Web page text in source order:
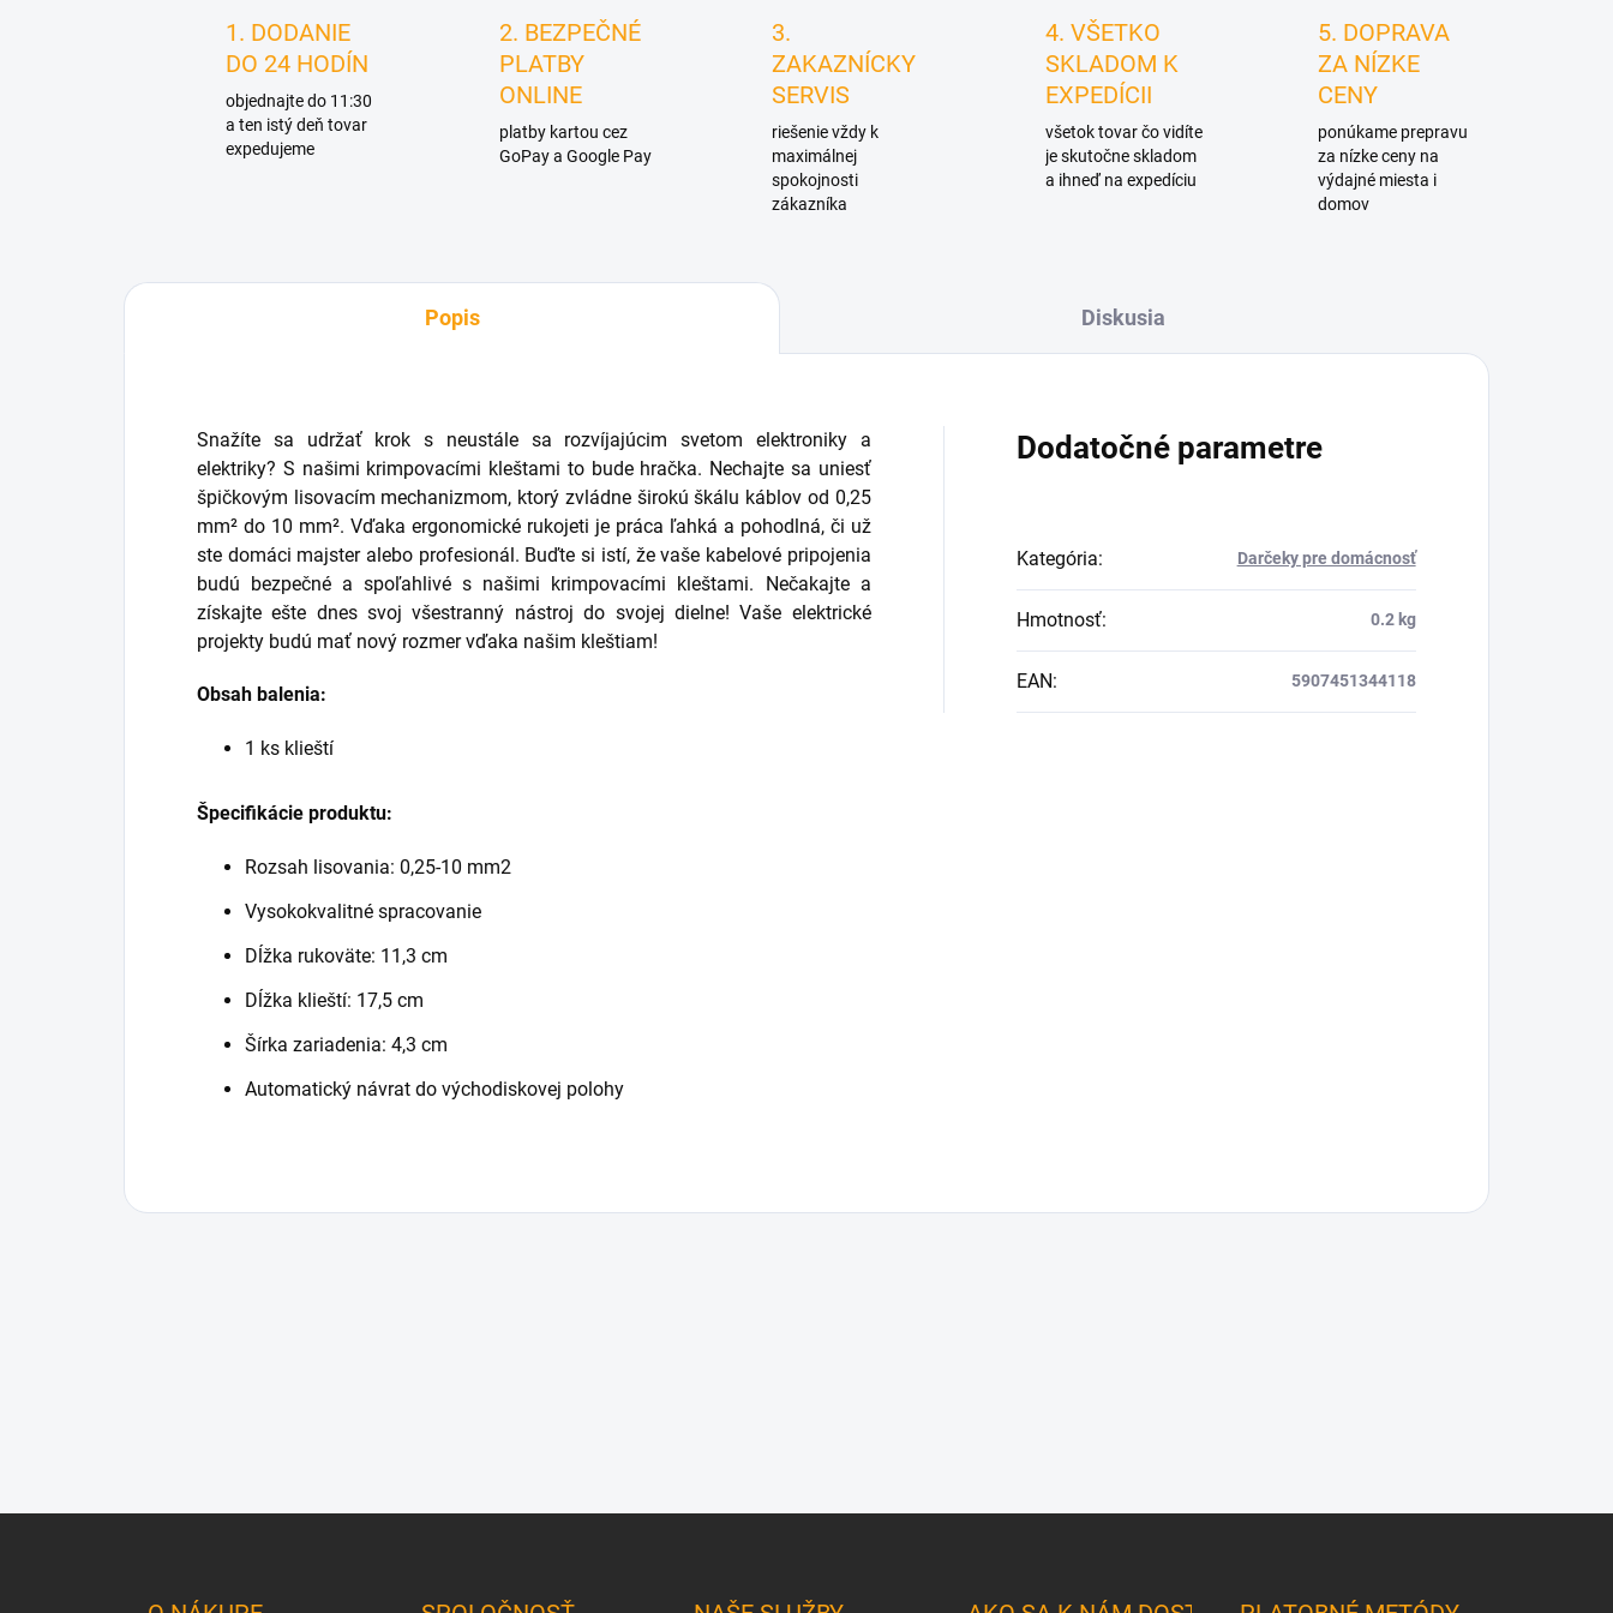
1. DODANIE
DO 24 HODÍN
objednajte do 11:30
a ten istý deň tovar
expedujeme
2. BEZPEČNÉ
PLATBY
ONLINE
platby kartou cez
GoPay a Google Pay
3.
ZAKAZNÍCKY
SERVIS
riešenie vždy k
maximálnej
spokojnosti
zákazníka
4. VŠETKO
SKLADOM K
EXPEDÍCII
všetok tovar čo vidíte
je skutočne skladom
a ihneď na expedíciu
5. DOPRAVA
ZA NÍZKE
CENY
ponúkame prepravu
za nízke ceny na
výdajné miesta i
domov
Popis Diskusia
Snažíte sa udržať krok s neustále sa rozvíjajúcim svetom elektroniky a
elektriky? S našimi krimpovacími kleštami to bude hračka. Nechajte sa uniesť
špičkovým lisovacím mechanizmom, ktorý zvládne širokú škálu káblov od 0,25
mm² do 10 mm². Vďaka ergonomické rukojeti je práca ľahká a pohodlná, či už
ste domáci majster alebo profesionál. Buďte si istí, že vaše kabelové pripojenia
budú bezpečné a spoľahlivé s našimi krimpovacími kleštami. Nečakajte a
získajte ešte dnes svoj všestranný nástroj do svojej dielne! Vaše elektrické
projekty budú mať nový rozmer vďaka našim kleštiam!
Obsah balenia:
1 ks klieští
Špecifikácie produktu:
Rozsah lisovania: 0,25-10 mm2
Vysokokvalitné spracovanie
Dĺžka rukoväte: 11,3 cm
Dĺžka klieští: 17,5 cm
Šírka zariadenia: 4,3 cm
Automatický návrat do východiskovej polohy
Dodatočné parametre
Kategória: Darčeky pre domácnosť
Hmotnosť: 0.2 kg
EAN: 5907451344118